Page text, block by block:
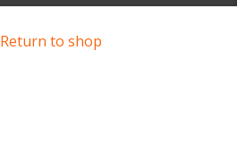
Return to shop